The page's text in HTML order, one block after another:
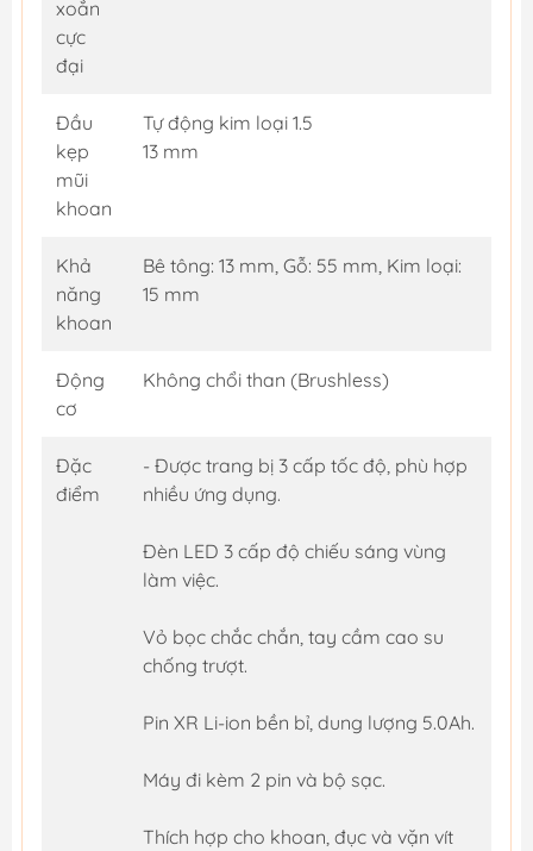
xoắn
cực
đại
Đầu
kẹp
mũi
khoan
Tự động kim loại 1.5
13 mm
Khả
năng
khoan
Bê tông: 13 mm, Gỗ: 55 mm, Kim loại:
15 mm
Động
cơ
Không chổi than (Brushless)
Đặc
điểm
- Được trang bị 3 cấp tốc độ, phù hợp
nhiều ứng dụng.
Đèn LED 3 cấp độ chiếu sáng vùng
làm việc.
Vỏ bọc chắc chắn, tay cầm cao su
chống trượt.
Pin XR Li-ion bền bỉ, dung lượng 5.0Ah.
Máy đi kèm 2 pin và bộ sạc.
Thích hợp cho khoan, đục và vặn vít